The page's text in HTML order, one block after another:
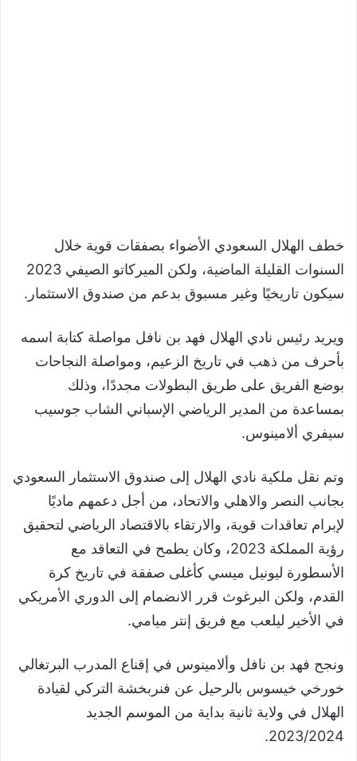
خطف الهلال السعودي الأضواء بصفقات قوية خلال
السنوات القليلة الماضية، ولكن الميركاتو الصيفي 2023
سيكون تاريخيًا وغير مسبوق بدعم من صندوق الاستثمار.
ويريد رئيس نادي الهلال فهد بن نافل مواصلة كتابة اسمه
بأحرف من ذهب في تاريخ الزعيم، ومواصلة النجاحات
بوضع الفريق على طريق البطولات مجددًا، وذلك
بمساعدة من المدير الرياضي الإسباني الشاب جوسيب
سيفري ألامينوس.
وتم نقل ملكية نادي الهلال إلى صندوق الاستثمار السعودي
بجانب النصر والاهلي والاتحاد، من أجل دعمهم ماديًا
لإبرام تعاقدات قوية، والارتقاء بالاقتصاد الرياضي لتحقيق
رؤية المملكة 2023، وكان يطمح في التعاقد مع
الأسطورة ليونيل ميسي كأغلى صفقة في تاريخ كرة
القدم، ولكن البرغوث قرر الانضمام إلى الدوري الأمريكي
في الأخير ليلعب مع فريق إنتر ميامي.
ونجح فهد بن نافل وألامينوس في إقناع المدرب البرتغالي
خورخي خيسوس بالرحيل عن فنربخشة التركي لقيادة
الهلال في ولاية ثانية بداية من الموسم الجديد
2023/2024.